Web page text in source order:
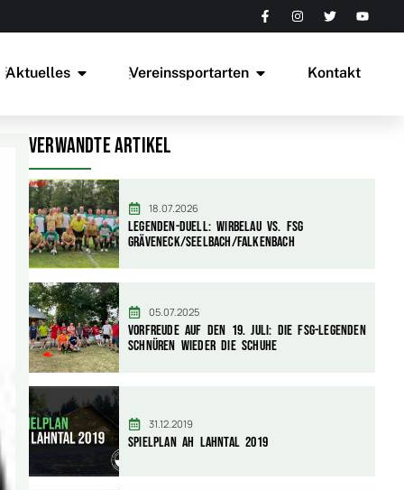
Aktuelles Vereinssportarten Kontakt
Verwandte Artikel
18.07.2026
Legenden-Duell: Wirbelau vs. FSG
Gräveneck/Seelbach/Falkenbach
05.07.2025
Vorfreude auf den 19. Juli: Die FSG-Legenden
schnüren wieder die Schuhe
31.12.2019
Spielplan AH Lahntal 2019